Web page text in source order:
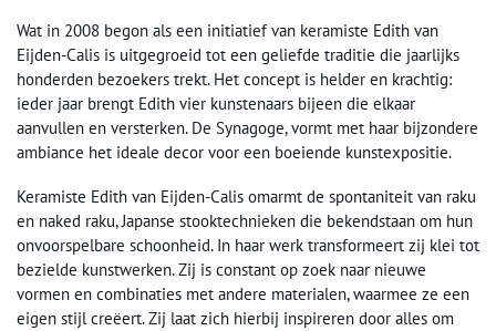
Wat in 2008 begon als een initiatief van keramiste Edith van
Eijden-Calis is uitgegroeid tot een geliefde traditie die jaarlijks
honderden bezoekers trekt. Het concept is helder en krachtig:
ieder jaar brengt Edith vier kunstenaars bijeen die elkaar
aanvullen en versterken. De Synagoge, vormt met haar bijzondere
ambiance het ideale decor voor een boeiende kunstexpositie.
Keramiste Edith van Eijden-Calis omarmt de spontaniteit van raku
en naked raku, Japanse stooktechnieken die bekendstaan om hun
onvoorspelbare schoonheid. In haar werk transformeert zij klei tot
bezielde kunstwerken. Zij is constant op zoek naar nieuwe
vormen en combinaties met andere materialen, waarmee ze een
eigen stijl creëert. Zij laat zich hierbij inspireren door alles om